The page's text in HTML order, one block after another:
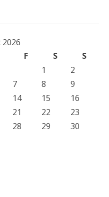
F S
S
1
2
7 8
9
14 15
16
21 22
23
28 29
30